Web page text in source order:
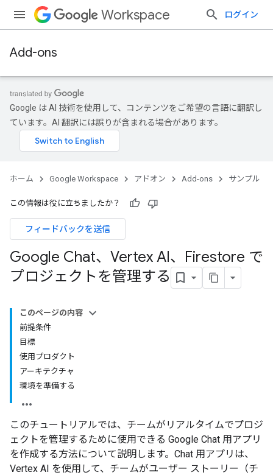
Workspace ログイン
Add-ons
Google は AI 技術を使用して、コンテンツをご希望の言語に翻訳し
ています。AI 翻訳には誤りが含まれる場合があります。
ホーム Google Workspace アドオン Add-ons サンプル
この情報は役に立ちましたか？
フィードバックを送信
Google Chat、Vertex AI、Firestore で
プロジェクトを管理する
このページの内容
前提条件
目標
使用プロダクト
アーキテクチャ
環境を準備する
このチュートリアルでは、チームがリアルタイムでプロジ
ェクトを管理するために使用できる Google Chat 用アプリ
を作成する方法について説明します。Chat 用アプリは、
Vertex AI を使用して、チームがユーザー ストーリー（チ